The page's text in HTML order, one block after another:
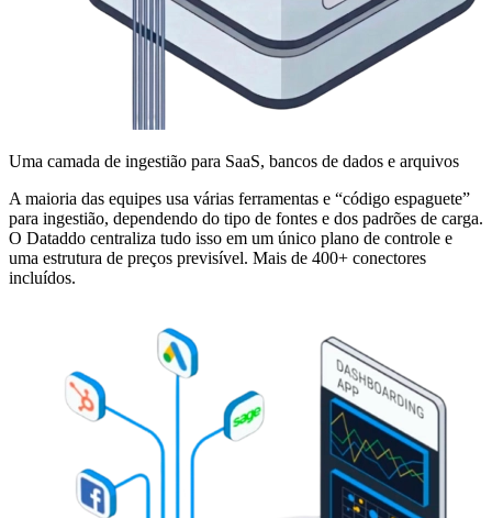
Uma camada de ingestião para SaaS, bancos de dados e arquivos
A maioria das equipes usa várias ferramentas e “código espaguete”
para ingestião, dependendo do tipo de fontes e dos padrões de carga.
O Dataddo centraliza tudo isso em um único plano de controle e
uma estrutura de preços previsível. Mais de 400+ conectores
incluídos.